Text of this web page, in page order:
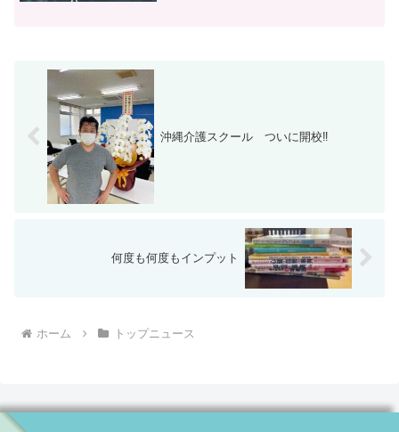
沖縄介護スクール ついに開校‼
何度も何度もインプット
ホーム トップニュース